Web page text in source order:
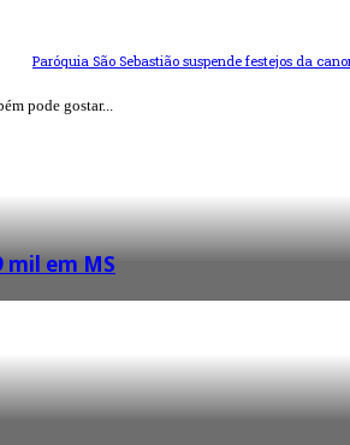
Paróquia São Sebastião suspende festejos da
pode gostar...
mil em MS